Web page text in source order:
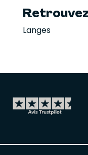
Langes